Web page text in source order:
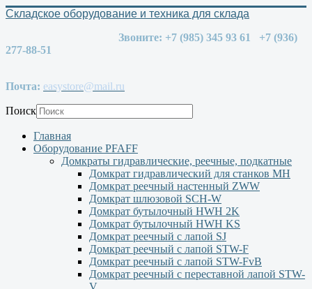
Складское оборудование и техника для склада
Звоните: +7 (985) 345 93 61 +7 (936)
277-88-51
Почта: easystore@mail.ru
Поиск
Главная
Оборудование PFAFF
Домкраты гидравлические, реечные, подкатные
Домкрат гидравлический для станков МН
Домкрат реечный настенный ZWW
Домкрат шлюзовой SCH-W
Домкрат бутылочный HWH 2K
Домкрат бутылочный HWH KS
Домкрат реечный с лапой SJ
Домкрат реечный с лапой STW-F
Домкрат реечный с лапой STW-FvB
Домкрат реечный с переставной лапой STW-
V